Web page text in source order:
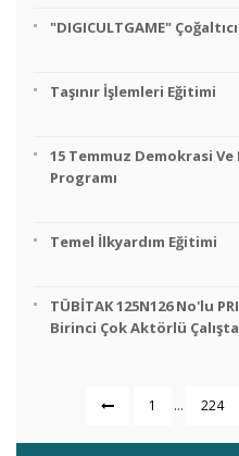
"DIGICULTGAME"
Taşınır İşlemleri Eğitimi
15 Temmuz Demokrasi
Programı
Temel İlkyardım Eğitimi
TÜBİTAK 125N126 No'lu
Birinci Çok Aktörlü
1 ... 224